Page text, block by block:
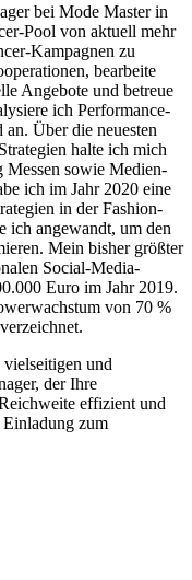
bei Mode Master in
Pool von aktuell mehr
Kampagnen zu
bearbeite
Angebote und betreue
ich Performance-
Über die neuesten
halte ich mich
Messen sowie Medien-
ich im Jahr 2020 eine
in der Fashion-
ich angewandt, um den
Mein bisher größter
Social-Media-
Euro im Jahr 2019.
von 70 %
und
der Ihre
effizient und
zum